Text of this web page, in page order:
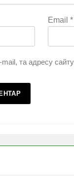
Email *
та адресу